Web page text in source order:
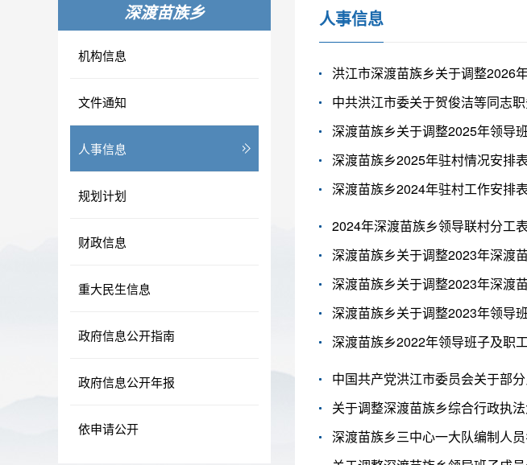
深渡苗族乡
机构信息
文件通知
人事信息
规划计划
财政信息
重大民生信息
政府信息公开指南
政府信息公开年报
依申请公开
人事信息
洪江市深渡苗族乡关于调整2026
中共洪江市委关于贺俊洁等同志
深渡苗族乡关于调整2025年领导
深渡苗族乡2025年驻村情况安排表
深渡苗族乡2024年驻村工作安排表
2024年深渡苗族乡领导联村分工表
深渡苗族乡关于调整2023年深渡
深渡苗族乡关于调整2023年深渡
深渡苗族乡关于调整2023年领导
深渡苗族乡2022年领导班子及职
中国共产党洪江市委员会关于部
关于调整深渡苗族乡综合行政执
深渡苗族乡三中心一大队编制人